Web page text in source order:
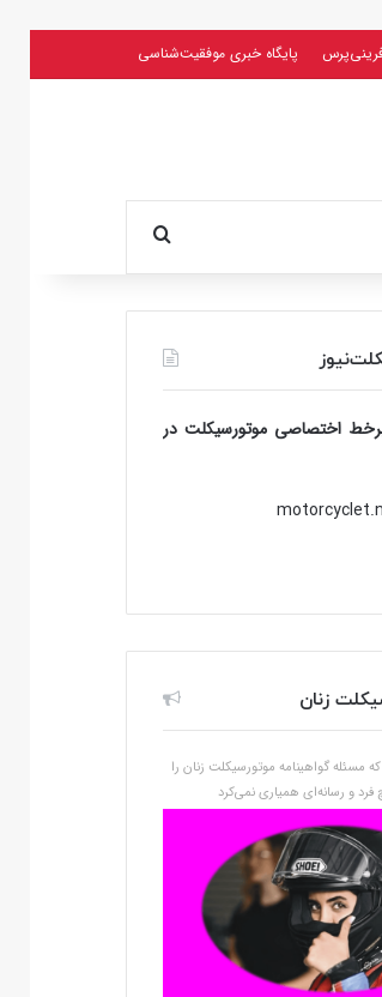
پایگاه خبری موفقیت‌شناسی
جستجو برای
برخط اختصاصی موتورسیکلت در
زنان
مسئله گواهینامه موتورسیکلت زنان را
و رسانه‌ای همیاری نمی‌کرد